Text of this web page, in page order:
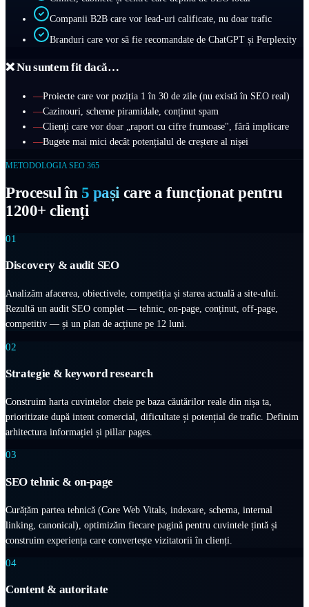
Companii B2B care vor lead-uri calificate, nu doar trafic
Branduri care vor să fie recomandate de ChatGPT și Perplexity
❌ Nu suntem fit dacă…
—Proiecte care vor poziția 1 în 30 de zile (nu există în SEO real)
—Cazinouri, scheme piramidale, conținut spam
—Clienți care vor doar „raport cu cifre frumoase", fără implicare
—Bugete mai mici decât potențialul de creștere al nișei
METODOLOGIA SEO 365
Procesul în 5 pași care a funcționat pentru
1200+ clienți
01
Discovery & audit SEO
Analizăm afacerea, obiectivele, competiția și starea actuală a site-ului.
Rezultă un audit SEO complet — tehnic, on-page, conținut, off-page,
competitiv — și un plan de acțiune pe 12 luni.
02
Strategie & keyword research
Construim harta cuvintelor cheie pe baza căutărilor reale din nișa ta,
prioritizate după intent comercial, dificultate și potențial de trafic. Definim
arhitectura informației și pillar pages.
03
SEO tehnic & on-page
Curățăm partea tehnică (Core Web Vitals, indexare, schema, internal
linking, canonical), optimizăm fiecare pagină pentru cuvintele țintă și
construim experiența care convertește vizitatorii în clienți.
04
Content & autoritate